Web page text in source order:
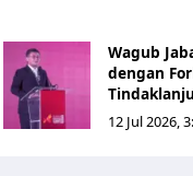
Wagub
dengan
12 Jul 2026,